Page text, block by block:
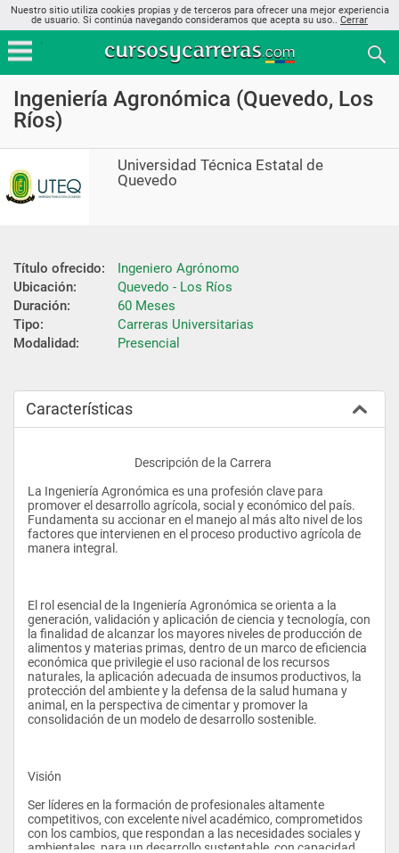
Nuestro sitio utiliza cookies propias y de terceros para ofrecer una mejor experiencia
de usuario. Si continúa navegando consideramos que acepta su uso.. Cerrar
Ingeniería Agronómica (Quevedo, Los
Ríos)
Universidad Técnica Estatal de
Quevedo
Título ofrecido:
Ingeniero Agrónomo
Ubicación:
Quevedo - Los Ríos
Duración:
60 Meses
Tipo:
Carreras Universitarias
Modalidad:
Presencial
Características
					Descripción de la Carrera
La Ingeniería Agronómica es una profesión clave para
promover el desarrollo agrícola, social y económico del país.
Fundamenta su accionar en el manejo al más alto nivel de los
factores que intervienen en el proceso productivo agrícola de
manera integral.
El rol esencial de la Ingeniería Agronómica se orienta a la
generación, validación y aplicación de ciencia y tecnología, con
la finalidad de alcanzar los mayores niveles de producción de
alimentos y materias primas, dentro de un marco de eficiencia
económica que privilegie el uso racional de los recursos
naturales, la aplicación adecuada de insumos productivos, la
protección del ambiente y la defensa de la salud humana y
animal, en la perspectiva de cimentar y promover la
consolidación de un modelo de desarrollo sostenible.
Visión
Ser líderes en la formación de profesionales altamente
competitivos, con excelente nivel académico, comprometidos
con los cambios, que respondan a las necesidades sociales y
ambientales, para un desarrollo sustentable, con capacidad